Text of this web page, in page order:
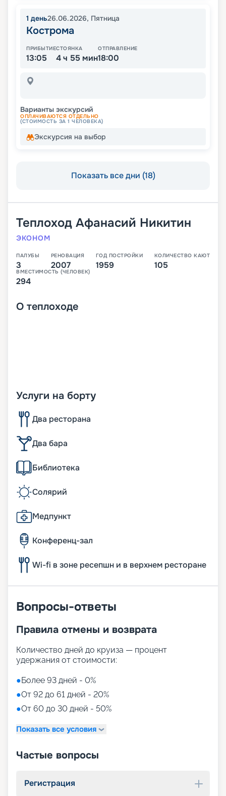
1 день26.06.2026, Пятница
Кострома
ПРИБЫТИЕ
13:05
СТОЯНКА
4 ч 55 мин
ОТПРАВЛЕНИЕ
18:00
Варианты экскурсий
ОПЛАЧИВАЮТСЯ ОТДЕЛЬНО
(СТОИМОСТЬ ЗА 1 ЧЕЛОВЕКА)
Экскурсия на выбор
Показать все дни (18)
Теплоход Афанасий Никитин
ЭКОНОМ
ПАЛУБЫ
3
РЕНОВАЦИЯ
2007
ГОД ПОСТРОЙКИ
1959
КОЛИЧЕСТВО КАЮТ
105
ВМЕСТИМОСТЬ (ЧЕЛОВЕК)
294
О теплоходе
Услуги на борту
Два ресторана
Два бара
Библиотека
Солярий
Медпункт
Конференц-зал
Wi-fi в зоне ресепшн и в верхнем ресторане
Вопросы-ответы
Правила отмены и возврата
Количество дней до круиза — процент
удержания от стоимости:
●Более 93 дней - 0%
●От 92 до 61 дней - 20%
●От 60 до 30 дней - 50%
Показать все условия
Частые вопросы
Регистрация